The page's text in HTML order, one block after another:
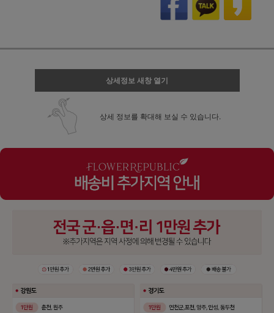
상세정보 새창 열기
상세 정보를 확대해 보실 수 있습니다.